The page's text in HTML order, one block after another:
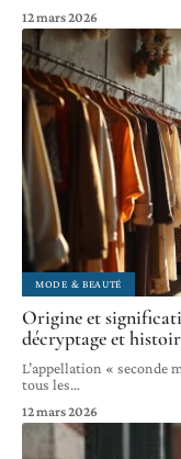
12 mars 2026
MODE & BEAUTÉ
Origine et
décryptage et
L’appellation « seconde
tous les…
12 mars 2026